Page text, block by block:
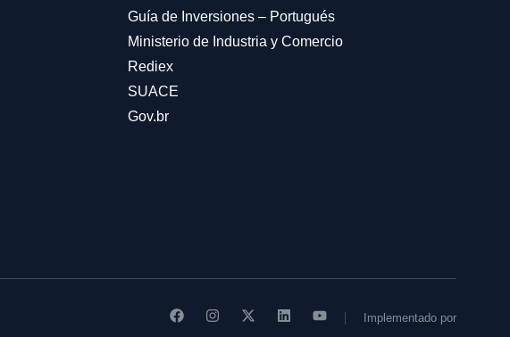
Guía de Inversiones – Portugués
Ministerio de Industria y Comercio
Rediex
SUACE
Gov.br
Implementado por